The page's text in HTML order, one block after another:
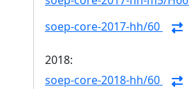
soep-core-2017-hh/60
2018:
soep-core-2018-hh/60